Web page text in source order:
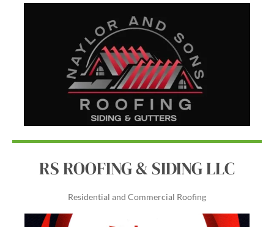
RS ROOFING & SIDING LLC
Residential and Commercial Roofing